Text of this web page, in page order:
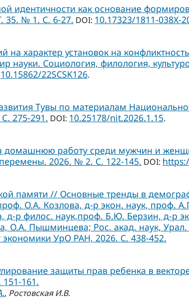
идентичности как основание
35. № 1. С. 6-27. DOI: 10.17323/1811-038Х-
на характер установок на
Социология, филология,
10.15862/22SCSK126.
Тувы по материалам
275-291. DOI: 10.25178/nit.2026.1.15.
домашнюю работу среди мужчин и
2026. № 2. С. 122-145. DOI:
памяти // Основные тренды в
О.А. Козлова, д-р экон. наук, проф.
д-р филос. наук,проф. Б.Ю. Берзин, д-р
О.А. Пышминцева; Рос. акад. наук,
УрО РАН, 2026. С. 438-452.
защиты прав ребенка в
161.
, Ростовская И.В.